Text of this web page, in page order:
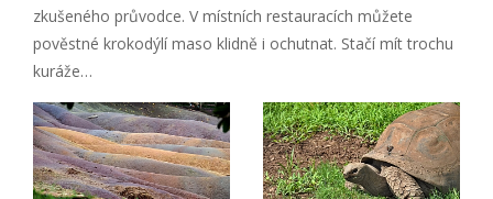
zkušeného průvodce. V místních restauracích můžete
pověstné krokodýlí maso klidně i ochutnat. Stačí mít trochu
kuráže…